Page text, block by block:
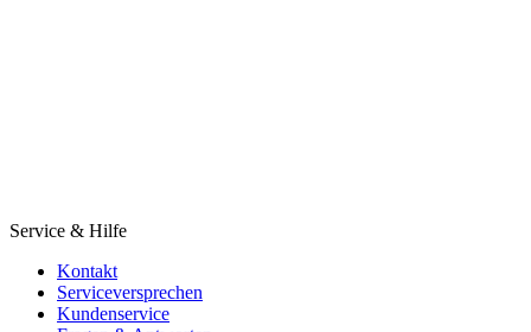
Service & Hilfe
Kontakt
Serviceversprechen
Kundenservice